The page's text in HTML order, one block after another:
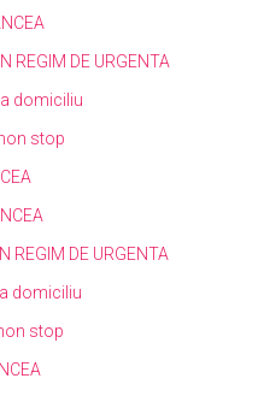
REGIM DE URGENTA
domiciliu
stop
REGIM DE URGENTA
domiciliu
stop